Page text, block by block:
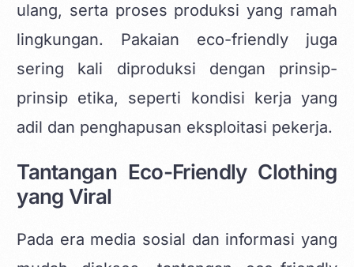
ulang, serta proses produksi yang ramah
lingkungan. Pakaian eco-friendly juga
sering kali diproduksi dengan prinsip-
prinsip etika, seperti kondisi kerja yang
adil dan penghapusan eksploitasi pekerja.
Tantangan Eco-Friendly Clothing
yang Viral
Pada era media sosial dan informasi yang